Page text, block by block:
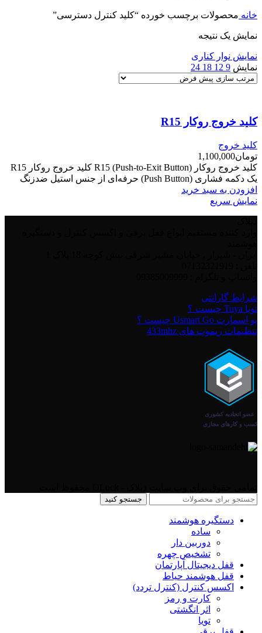
خانه محصولات برچسب خورده “کلید کنترل دسترسی”
نمایش یک نتیجه
نمایش نوار کناری
نمایش 9
12
18
24
کلید خروج روکار R15
کلید خروج
تومان1,100,000
کلید خروج روکار R15 (Push-to-Exit Button) کلید خروج روکار R15
یک دکمه فشاری (Push Button) حرفه‌ای از جنس استیل ضدزنگ
افزودن به سبد خرید
نمایش سریع
شرایط گارانتی
تویا Tuya چیست ؟
یو اسمارت Usmart Go چیست ؟
تنظیمات ریموت های 433mhz
جستجو کنید
دستگیره هوشمند
ساده
دوربین دار
تشخیص چهره
قفل دیجیتال آپارتمان
قفل هوشمند حیاط
اکسس کنترل (کنترل تردد)
کارت و رمز
اثر انگشتی
تویا